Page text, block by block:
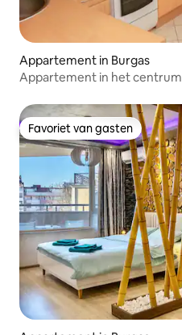
Appartement in Burgas
Appartement in het centrum
Favoriet van gasten
Favoriet van gasten